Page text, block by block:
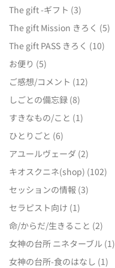
The gift -ギフト (3)
The gift Mission きろく (5)
The gift PASS きろく (10)
お便り (5)
ご感想/コメント (12)
しごとの備忘録 (8)
すきなもの/こと (1)
ひとりごと (6)
アユールヴェーダ (2)
キオスクニネ(shop) (102)
セッションの情報 (3)
セラピスト向け (1)
命/からだ/生きること (2)
女神の台所 ニネターブル (1)
女神の台所-食のはなし (1)